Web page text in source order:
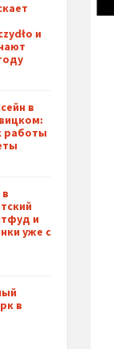
и
в
работы
и
уже с
в